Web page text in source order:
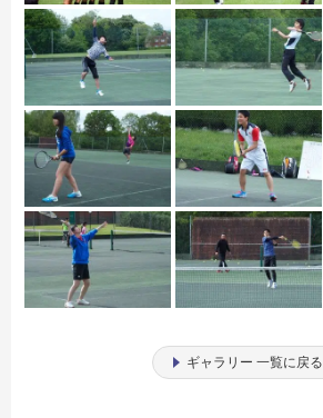
ギャラリー 一覧に戻る